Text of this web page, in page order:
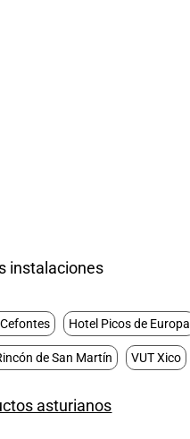
instalaciones
Hotel Picos de Europa
de San Martín VUT Xico
asturianos